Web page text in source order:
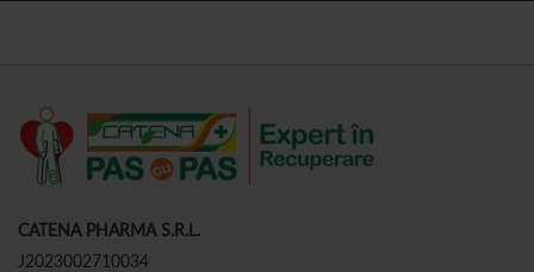
CATENA PHARMA S.R.L.
J2023002710034